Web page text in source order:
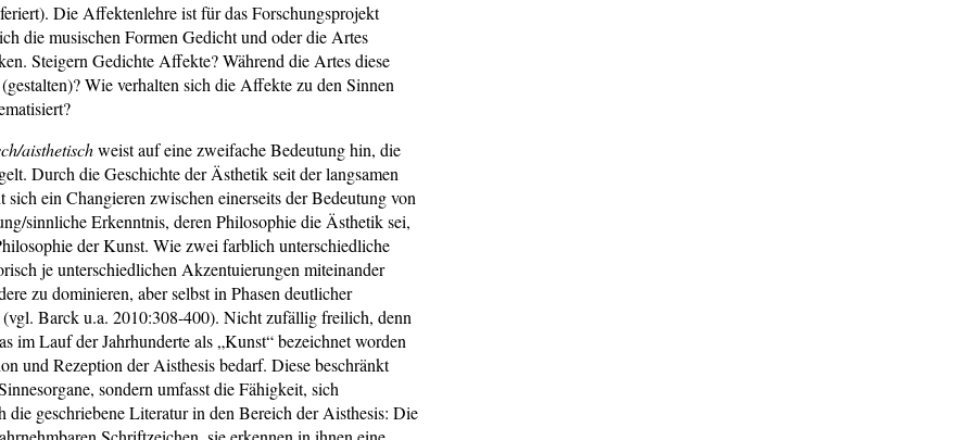
Die Affektenlehre ist für das Forschungsprojekt
die musischen Formen Gedicht und oder die Artes
Steigern Gedichte Affekte? Während die Artes diese
Wie verhalten sich die Affekte zu den Sinnen
aisthetischweist auf eine zweifache Bedeutung hin, die
Durch die Geschichte der Ästhetik seit der lang­samen
ein Changieren zwischen einerseits der Bedeutung von
sinnliche Erkenntnis, deren Philosophie die Ästhetik sei,
der Kunst. Wie zwei farblich unterschiedliche
je unterschiedlichen Akzentuierungen miteinander
zu dominieren, aber selbst in Phasen deutlicher
Barck u.a. 2010:308-­400). Nicht zufällig freilich, denn
im Lauf der Jahrhunderte als „Kunst“ bezeichnet worden
und Rezeption der Aisthesis bedarf. Diese beschränkt
sondern umfasst die Fähigkeit, sich
die geschriebene Literatur in den Bereich der Aisthesis: Die